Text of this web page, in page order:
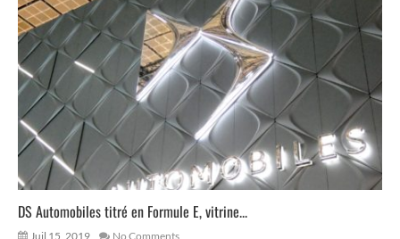
DS Automobiles titré en Formule E, vitrine...
Juil 15, 2019 No Comments